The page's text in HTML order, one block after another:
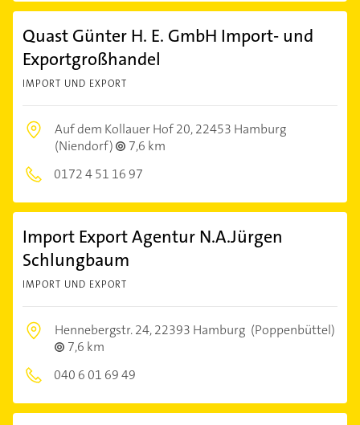
Quast Günter H. E. GmbH Import- und
Exportgroßhandel
IMPORT UND EXPORT
Auf dem Kollauer Hof 20,22453 Hamburg
(Niendorf)
7,6 km
0172 4 51 16 97
Import Export Agentur N.A.Jürgen
Schlungbaum
IMPORT UND EXPORT
Hennebergstr. 24,22393 Hamburg (Poppenbüttel)
7,6 km
040 6 01 69 49